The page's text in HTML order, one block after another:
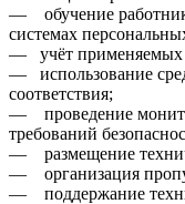
— обучение
системах
— учёт применяемых
— использование
соответствия;
— проведение
требований
— размещение
— организация
— поддержание